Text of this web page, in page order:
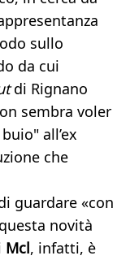
sullo
da cui
di Rignano
sembra voler
all’ex
che
guardare «con
novità
Mcl, infatti, è